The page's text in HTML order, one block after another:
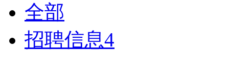
全部
招聘信息4